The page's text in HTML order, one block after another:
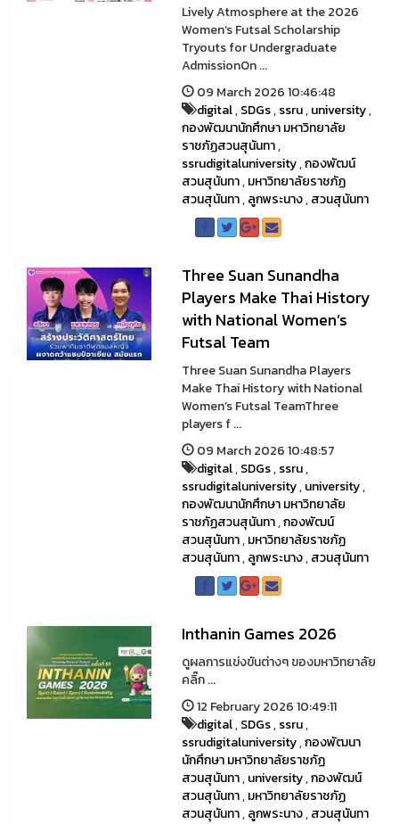
Lively Atmosphere at the 2026
Women’s Futsal Scholarship
Tryouts for Undergraduate
AdmissionOn ...
09 March 2026 10:46:48
digital,SDGs,ssru,university,
กองพัฒนานักศึกษา มหาวิทยาลัย
ราชภัฏสวนสุนันทา,
ssrudigitaluniversity,กองพัฒน์
สวนสุนันทา,มหาวิทยาลัยราชภัฏ
สวนสุนันทา,ลูกพระนาง,สวนสุนันทา
Three Suan Sunandha
Players Make Thai History
with National Women’s
Futsal Team
Three Suan Sunandha Players
Make Thai History with National
Women’s Futsal TeamThree
players f ...
09 March 2026 10:48:57
digital,SDGs,ssru,
ssrudigitaluniversity,university,
กองพัฒนานักศึกษา มหาวิทยาลัย
ราชภัฏสวนสุนันทา,กองพัฒน์
สวนสุนันทา,มหาวิทยาลัยราชภัฏ
สวนสุนันทา,ลูกพระนาง,สวนสุนันทา
Inthanin Games 2026
ดูผลการแข่งขันต่างๆ ของมหาวิทยาลัย
คลิ๊ก ...
12 February 2026 10:49:11
digital,SDGs,ssru,
ssrudigitaluniversity,กองพัฒนา
นักศึกษา มหาวิทยาลัยราชภัฏ
สวนสุนันทา,university,กองพัฒน์
สวนสุนันทา,มหาวิทยาลัยราชภัฏ
สวนสุนันทา,ลูกพระนาง,สวนสุนันทา